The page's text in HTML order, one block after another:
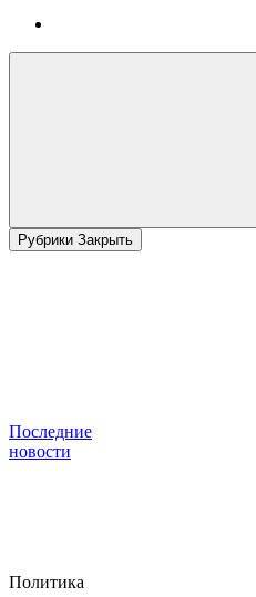
Рубрики Закрыть
Последние
новости
Политика